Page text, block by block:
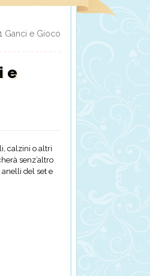
Ganci e Gioco
e
calzini o altri
senz’altro
del set e